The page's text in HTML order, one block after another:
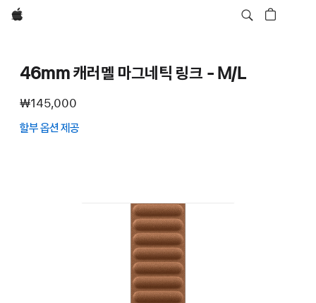
Apple
46mm 캐러멜 마그네틱 링크 - M/L
₩145,000
할부 옵션 제공